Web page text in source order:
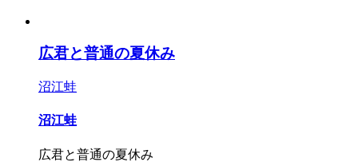
広君と普通の夏休み
沼江蛙
沼江蛙
広君と普通の夏休み